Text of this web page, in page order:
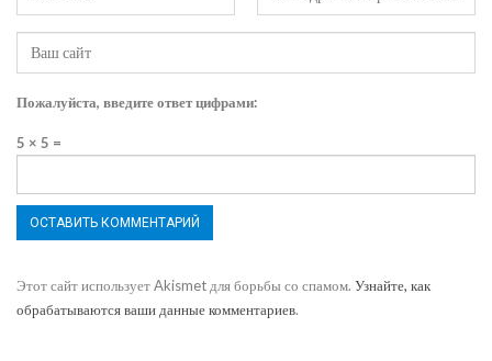
Пожалуйста, введите ответ цифрами:
5 × 5 =
Этот сайт использует Akismet для борьбы со спамом. Узнайте, как
обрабатываются ваши данные комментариев.